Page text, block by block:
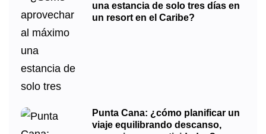
una estancia de solo tres días en
un resort en el Caribe?
Punta Cana: ¿cómo planificar un
viaje equilibrando descanso,